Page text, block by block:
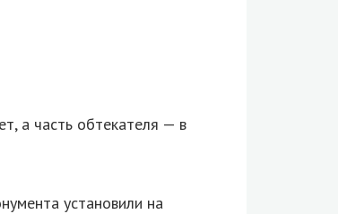
а часть обтекателя — в
установили на